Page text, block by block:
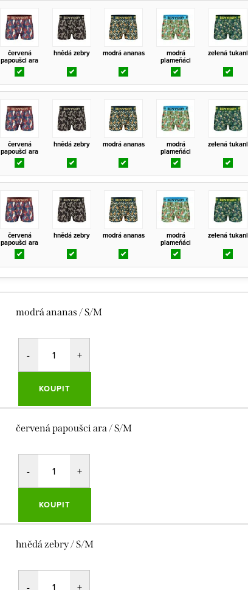
červená
papoušci ara
hnědá zebry modrá ananas modrá
plameňáci
zelená tukani
červená
papoušci ara
hnědá zebry modrá ananas modrá
plameňáci
zelená tukani
červená
papoušci ara
hnědá zebry modrá ananas modrá
plameňáci
zelená tukani
modrá ananas / S/M
KOUPIT
červená papoušci ara / S/M
KOUPIT
hnědá zebry / S/M